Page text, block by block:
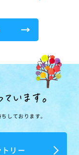
います。
しております。
リー